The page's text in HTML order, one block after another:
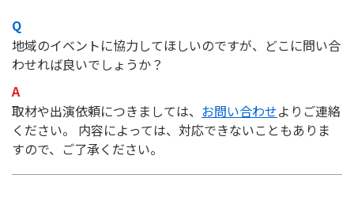
地域のイベントに協力してほしいのですが、どこに問い合
わせれば良いでしょうか？
取材や出演依頼につきましては、 お問い合わせよりご連絡
ください。 内容によっては、対応できないこともありま
すので、ご了承ください。